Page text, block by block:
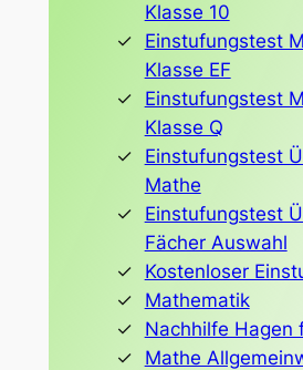
Klasse 10
Einstufungstest
Klasse EF
Einstufungstest
Klasse Q
Einstufungstest
Mathe
Einstufungstest
Fächer Auswahl
Kostenloser
Mathematik
Nachhilfe Hagen
Mathe